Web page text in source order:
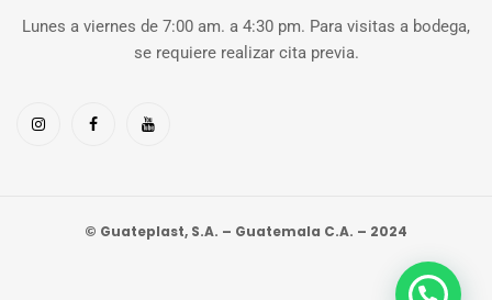
Lunes a viernes de 7:00 am. a 4:30 pm. Para visitas a bodega,
se requiere realizar cita previa.
© Guateplast, S.A. – Guatemala C.A. – 2024